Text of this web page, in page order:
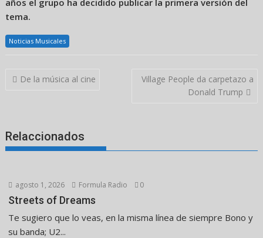
años el grupo ha decidido publicar la primera versión del
tema.
Noticias Musicales
Navegación
De la música al cine
Village People da carpetazo a
Donald Trump
Relaccionados
agosto 1, 2026 Formula Radio 0
Streets of Dreams
Te sugiero que lo veas, en la misma línea de siempre Bono y
su banda; U2...